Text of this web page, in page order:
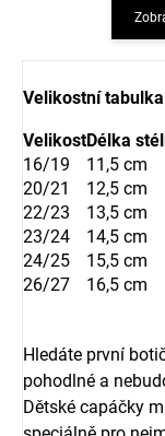
Velikostní tabulka
VelikostDélka
16/19
11,5 cm
20/21
12,5 cm
22/23
13,5 cm
23/24
14,5 cm
24/25
15,5 cm
26/27
16,5 cm
Hledáte první
pohodlné a
Dětské capáčky